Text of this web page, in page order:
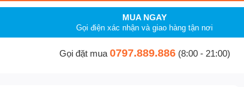
MUA NGAY
Gọi điện xác nhận và giao hàng tận nơi
Gọi đặt mua 0797.889.886(8:00 - 21:00)